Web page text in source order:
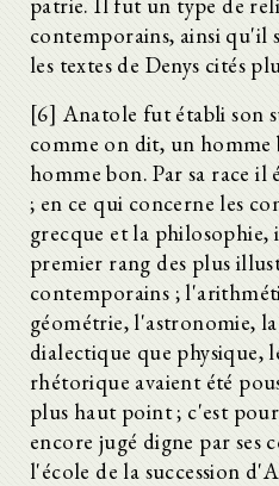
contemporains, ainsi qu'il
les textes de Denys cités
[6] Anatole fut établi son
comme on dit, un homme
homme bon. Par sa race
; en ce qui concerne les
grecque et la
premier rang des plus
contemporains ;
géométrie, l'astronomie,
dialectique que physique,
rhétorique avaient été
plus haut point ; c'est
encore jugé digne par ses
l'école de la succession